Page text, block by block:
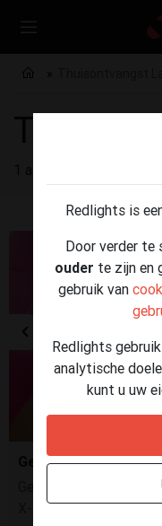
Redlights is
Door verder te
ouder te zijn en
gebruik van
Redlights
analytische
kunt u uw
1 advertenties
Geil Beeldbellen met
X- Ashley